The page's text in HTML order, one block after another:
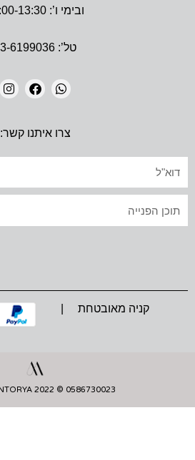
ובימי ו’: 10:00-13:30
טל’: 03-6199036
H
A
P
A
C
O
N
S
R
צרו איתנו קשר:
קניה מאובטחת |
0586730023 © 2022 Create By INTORYA